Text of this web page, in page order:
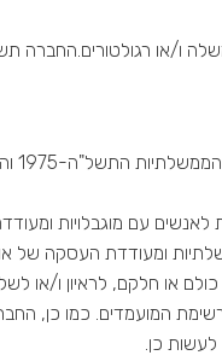
ו/או רגולטורים.החברה
1975 והוראות כל דין.
לאנשים עם מוגבלויות
ומעודדת העסקה של
או חלקם, לראיון ו/או
המועמדים. כמו כן,
כן.